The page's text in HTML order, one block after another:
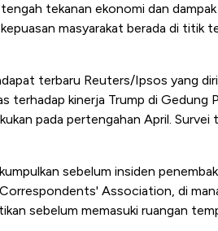
tekanan ekonomi dan
masyarakat berada di titik
terbaru Reuters/Ipsos yang
terhadap kinerja Trump di Gedung
pada pertengahan April.
sebelum insiden
Association, di
sebelum memasuki ruangan